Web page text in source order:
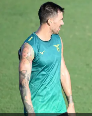
Social
Calcio
Serie A
Champions
Europa League